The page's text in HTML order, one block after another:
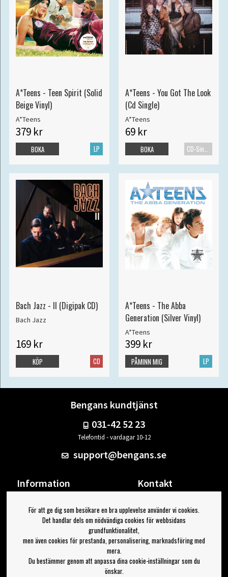
A*Teens - Teen Spirit (Solid
Beige Vinyl)
A*Teens
379 kr
LP
BOKA
A*Teens - You Got The Look
(Cd Single)
A*Teens
69 kr
BOKA
Bach Jazz - II (Digipak CD)
Bach Jazz
169 kr
CD
KÖP
A*Teens - The Abba
Generation (Silver Vinyl)
A*Teens
399 kr
LP
PÅMINN MIG
Bengans kundtjänst
031-42 52 23
Telefontid - vardagar 10-12
support@bengans.se
Information
Om Bengans
FAQ / Köp- & Leveransvillkor
Kontakt
Din sida
Logga ut
Jag vill ha tips från Bengans
För att ge dig som besökare en bra upplevelse använder vi cookies.
Det handlar dels om nödvändiga cookies för webbsidans
grundfunktionalitet,
men även cookies för prestanda, personalisering, marknadsföring med
mera.
Du bestämmer genom att anpassa dina cookie-inställningar som du
önskar.